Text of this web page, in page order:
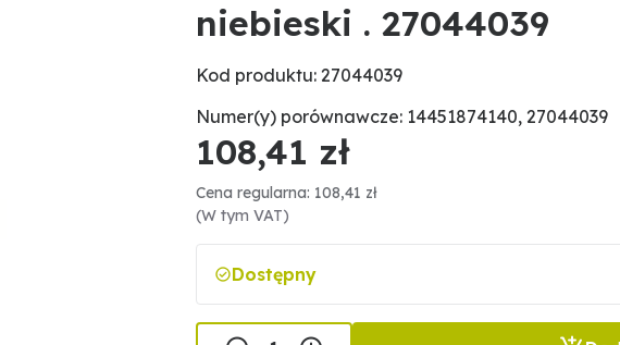
niebieski . 27044039
Kod produktu: 27044039
Numer(y) porównawcze: 14451874140, 27044039
108,41 zł
Cena regularna: 108,41 zł
(W tym VAT)
Dostępny